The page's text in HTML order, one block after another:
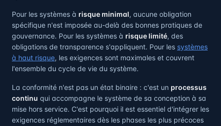
Pour les systèmes à risque minimal, aucune obligation
spécifique n'est imposée au-delà des bonnes pratiques de
gouvernance. Pour les systèmes à risque limité, des
obligations de transparence s'appliquent. Pour les systèmes
à haut risque, les exigences sont maximales et couvrent
l'ensemble du cycle de vie du système.
La conformité n'est pas un état binaire : c'est un processus
continu qui accompagne le système de sa conception à sa
mise hors service. C'est pourquoi il est essentiel d'intégrer les
exigences réglementaires dès les phases les plus précoces